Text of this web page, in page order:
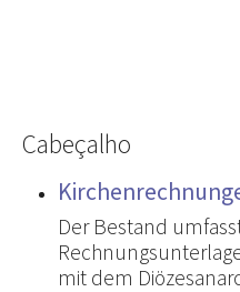
Cabeçalho
Der Bestand
mit dem